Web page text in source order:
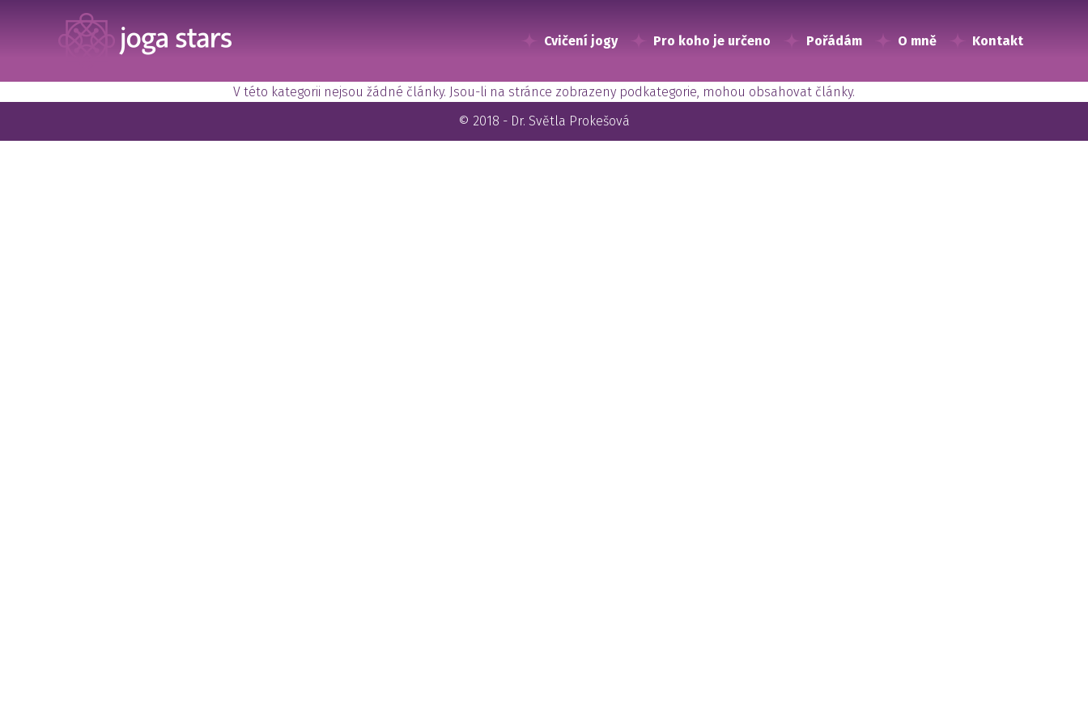
Cvičení jogy Pro koho je určeno Pořádám O mně Kontakt
V této kategorii nejsou žádné články. Jsou-li na stránce zobrazeny podkategorie, mohou obsahovat články.
© 2018 - Dr. Světla Prokešová